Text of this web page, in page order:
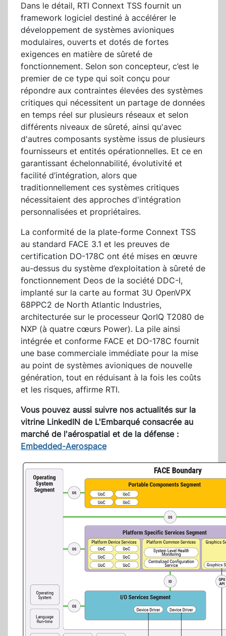
Dans le détail, RTI Connext TSS fournit un
framework logiciel destiné à accélérer le
développement de systèmes avioniques
modulaires, ouverts et dotés de fortes
exigences en matière de sûreté de
fonctionnement. Selon son concepteur, c’est le
premier de ce type qui soit conçu pour
répondre aux contraintes élevées des systèmes
critiques qui nécessitent un partage de données
en temps réel sur plusieurs réseaux et selon
différents niveaux de sûreté, ainsi qu'avec
d'autres composants système issus de plusieurs
fournisseurs et entités opérationnelles. Et ce en
garantissant échelonnabilité, évolutivité et
facilité d’intégration, alors que
traditionnellement ces systèmes critiques
nécessitaient des approches d'intégration
personnalisées et propriétaires.
La conformité de la plate-forme Connext TSS
au standard FACE 3.1 et les preuves de
certification DO-178C ont été mises en œuvre
au-dessus du système d’exploitation à sûreté de
fonctionnement Deos de la société DDC-I,
implanté sur la carte au format 3U OpenVPX
68PPC2 de North Atlantic Industries,
architecturée sur le processeur QorIQ T2080 de
NXP (à quatre cœurs Power). La pile ainsi
intégrée et conforme FACE et DO-178C fournit
une base commerciale immédiate pour la mise
au point de systèmes avioniques de nouvelle
génération, tout en réduisant à la fois les coûts
et les risques, affirme RTI.
Vous pouvez aussi suivre nos actualités sur la
vitrine LinkedIN de L'Embarqué consacrée au
marché de l'aérospatial et de la défense :
Embedded-Aerospace